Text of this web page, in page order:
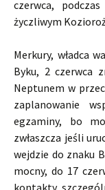
czerwca,
życzliwym
Merkury, władca
Byku, 2 czerwca
Neptunem w
zaplanowanie
egzaminy, bo
zwłaszcza jeśli
wejdzie do znaku
mocny, do 17
kontakty,